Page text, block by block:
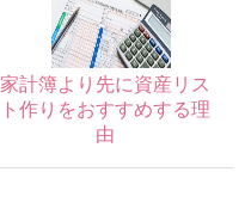
家計簿より先に資産リス
ト作りをおすすめする理
由